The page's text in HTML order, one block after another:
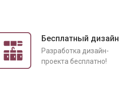
Бесплатный дизайн
Разработка дизайн-
проекта бесплатно!